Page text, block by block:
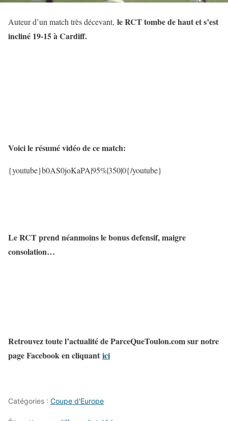
Auteur d’un match très décevant, le RCT tombe de haut et s’est
incliné 19-15 à Cardiff.
Voici le résumé vidéo de ce match:
{youtube}b0AS0joKaPA|95%|350|0{/youtube}
Le RCT prend néanmoins le bonus defensif, maigre
consolation…
Retrouvez toute l’actualité de ParceQueToulon.com sur notre
page Facebook en cliquant ici
Catégories : Coupe d'Europe